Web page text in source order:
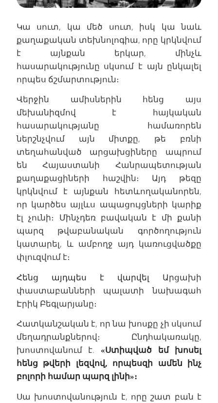
Կա սուտ, կա մեծ սուտ, իսկ կա նաև
քաղաքական տեխնոլոգիա, որը կրկնվում
է այնքան երկար, մինչև
հասարակությունը սկսում է այն ընկալել
որպես ճշմարտություն։
Վերջին ամիսներին հենց այս
մեխանիզմով է հայկական
հասարակությանը համառորեն
ներշնչվում այն միտքը, թե բռնի
տեղահանված արցախցիները ապրում
են Հայաստանի Հանրապետության
քաղաքացիների հաշվին։ Այդ թեզը
կրկնվում է այնքան հետևողականորեն,
որ կարծես այլևս ապացույցների կարիք
էլ չունի։ Մինչդեռ բավական է մի քանի
պարզ թվաբանական գործողություն
կատարել, և ամբողջ այդ կառուցվածքը
փլուզվում է։
Հենց այդպես է վարվել Արցախի
փաստաբանների պալատի նախագահ
Էրիկ Բեգլարյանը։
Հատկանշական է, որ նա խոսքը չի սկսում
մեղադրանքներով։ Ընդհակառակը,
խոստովանում է. «Ստիպված եմ խոսել
հենց թվերի լեզվով, որպեսզի ամեն ինչ
բոլորի համար պարզ լինի»։
Սա խոստովանություն է, որը շատ բան է